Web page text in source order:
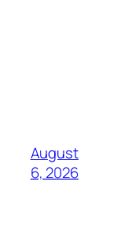
August
6, 2026